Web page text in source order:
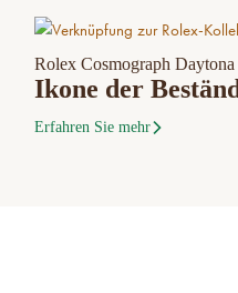
Rolex Cosmograph Daytona
Ikone der
Erfahren Sie mehr